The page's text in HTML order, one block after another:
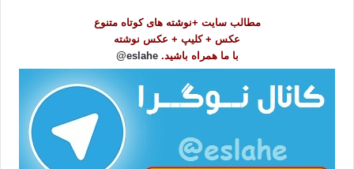
مطالب سایت +نوشته های کوتاه متنوع
عکس + کلیپ + عکس نوشته
با ما همراه باشید. eslahe@